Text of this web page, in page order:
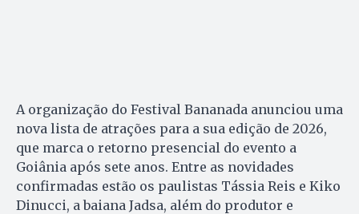
A organização do Festival Bananada anunciou uma
nova lista de atrações para a sua edição de 2026,
que marca o retorno presencial do evento a
Goiânia após sete anos. Entre as novidades
confirmadas estão os paulistas Tássia Reis e Kiko
Dinucci, a baiana Jadsa, além do produtor e